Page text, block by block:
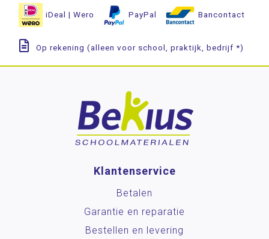
iDeal | Wero PayPal Bancontact
Op rekening (alleen voor school, praktijk, bedrijf *)
Klantenservice
Betalen
Garantie en reparatie
Bestellen en levering